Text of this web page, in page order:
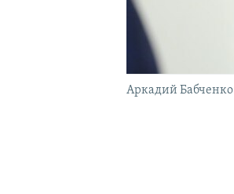
Аркадий Бабченко